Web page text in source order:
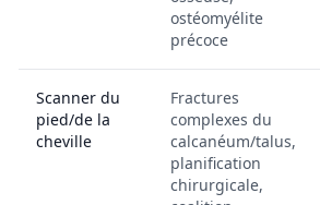
ostéomyélite
précoce
Scanner du
pied/de la
cheville
Fractures
complexes du
calcanéum/talus,
planification
chirurgicale,